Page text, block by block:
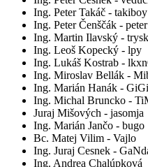
Ing. Peter Takáč - takiboy
Ing. Peter Čenščák - peter
Ing. Martin Ilavský -
Ing. Leoš Kopecký - lpy
Ing. Lukáš Kostrab -
Ing. Miroslav Bellák -
Ing. Marián Hanák - GiGi
Ing. Michal Bruncko -
Juraj Mišových - jasomja
Ing. Marián Jančo - bugo
Bc. Matej Vilim - Vajlo
Ing. Juraj Cesnek -
Ing. Andrea Chalúpková